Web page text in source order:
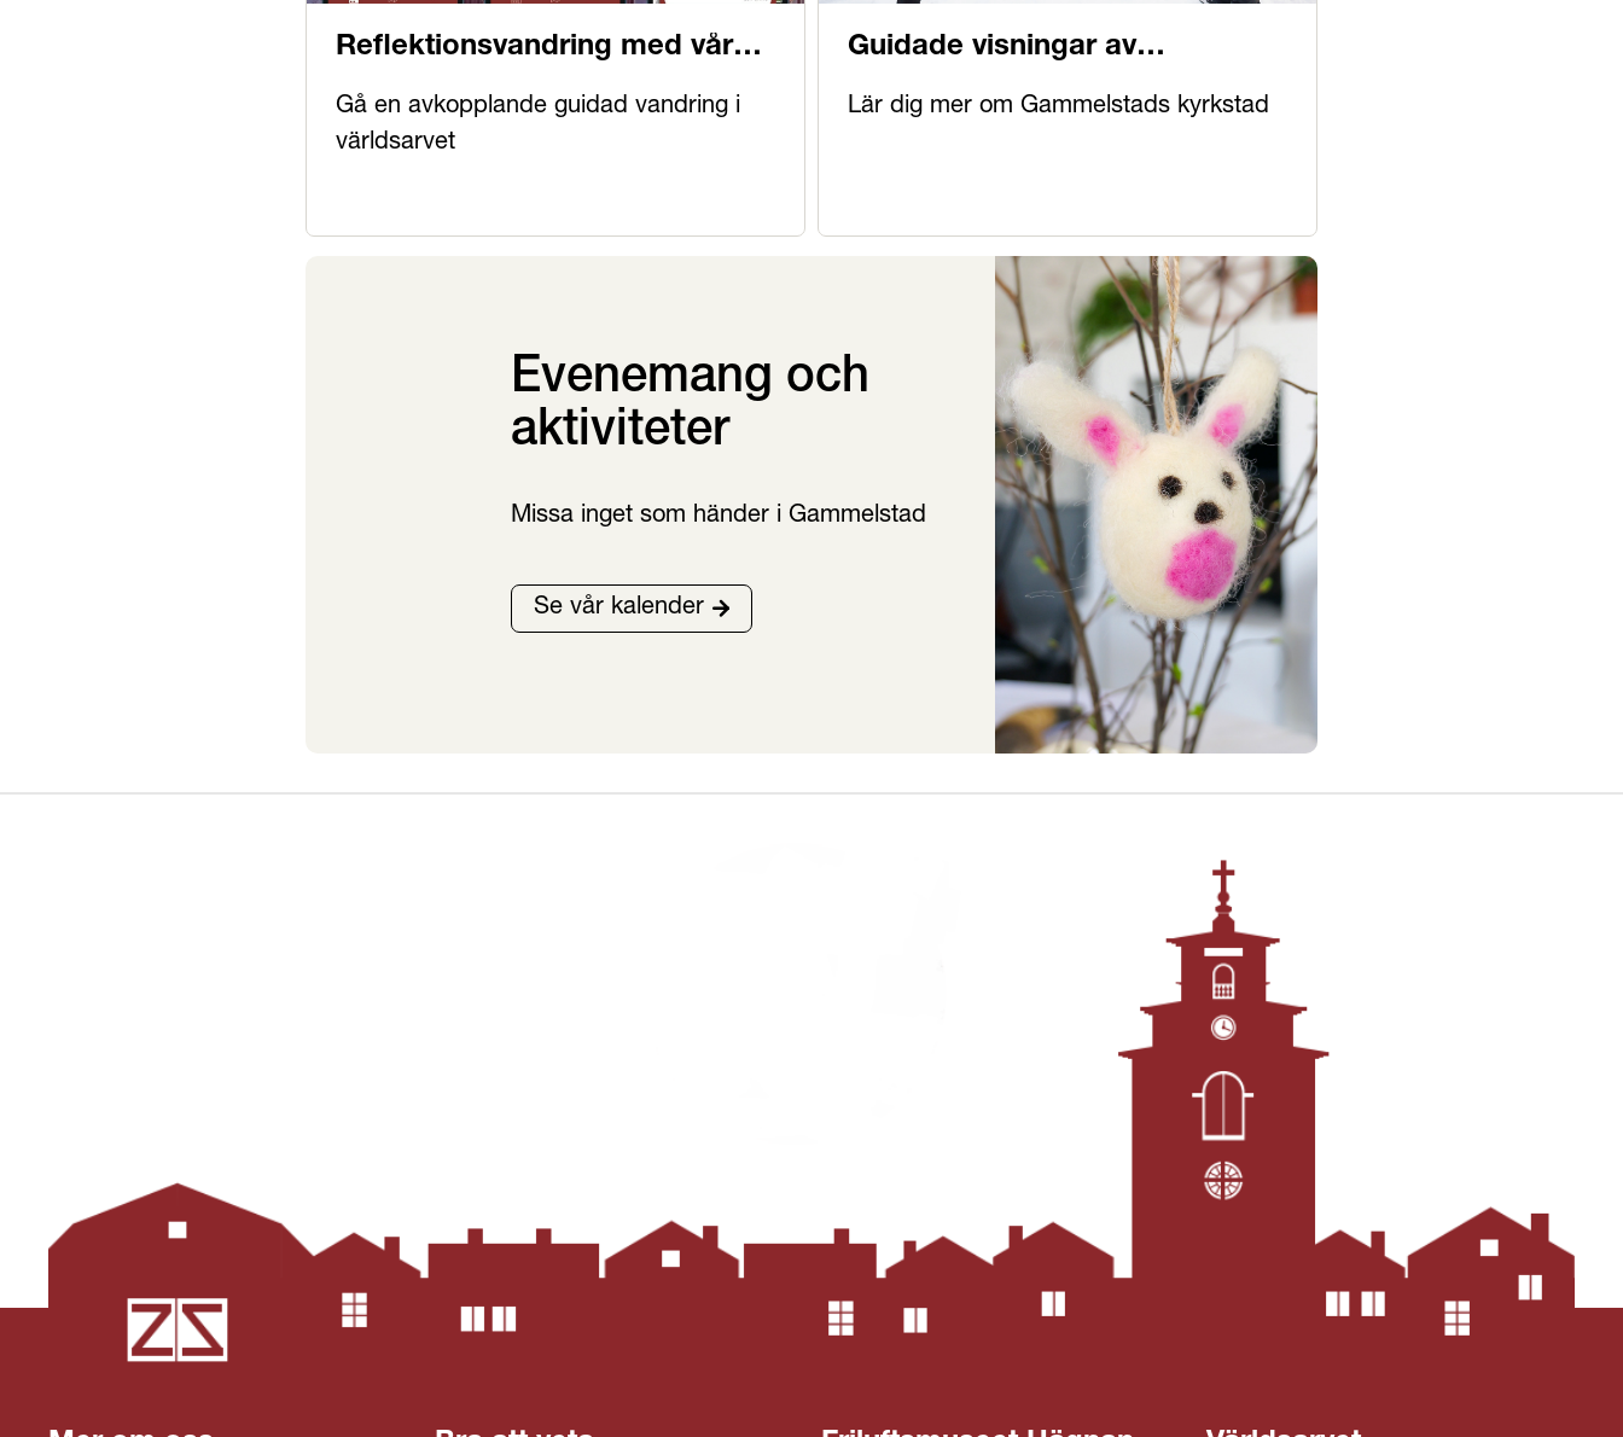
Reflektionsvandring med vår
Gå en avkopplande guidad vandring i
världsarvet
Guidade visningar av
Lär dig mer om Gammelstads kyrkstad
Evenemang och
aktiviteter
Missa inget som händer i Gammelstad
Se vår kalender